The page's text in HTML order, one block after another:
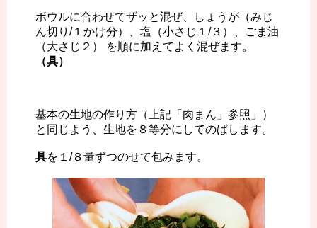
ボウルに合わせてザッと混ぜ、しょうが（みじ
ん切り/１かけ分）、塩（小さじ１/３）、ごま油
（大さじ２） を順に加えてよく混ぜます。
（具）
基本の生地の作り方（上記「肉まん」参照」）
と同じよう、生地を８等分にしてのばします。
具を１/８量ずつのせて包みます。